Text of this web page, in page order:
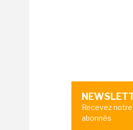
Recevez
abonnés